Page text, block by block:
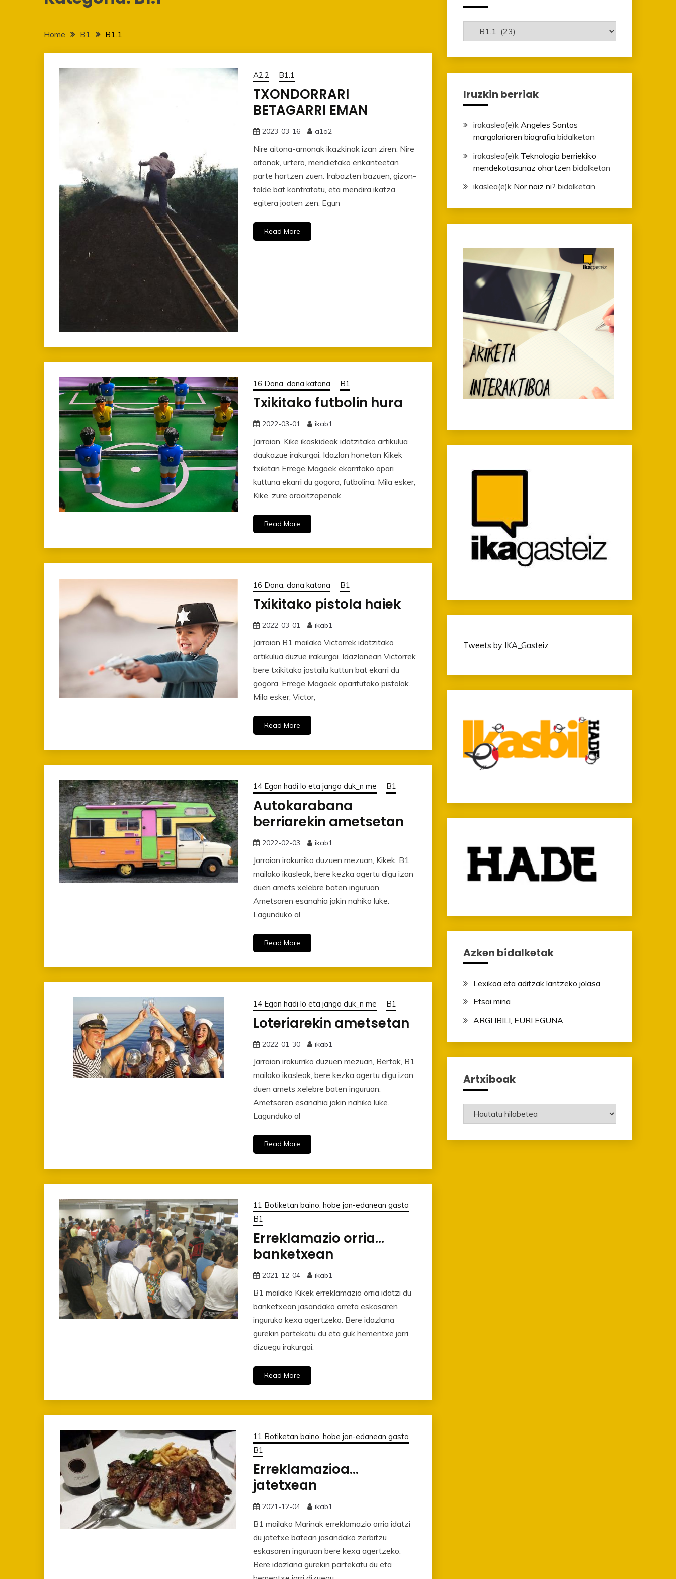
Home B1 B1.1
A2.2 B1.1
TXONDORRARI
BETAGARRI EMAN
2023-03-16 a1a2
Nire aitona-amonak ikazkinak izan ziren. Nire
aitonak, urtero, mendietako enkanteetan
parte hartzen zuen. Irabazten bazuen, gizon-
talde bat kontratatu, eta mendira ikatza
egitera joaten zen. Egun
Read More
16 Dona, dona katona B1
Txikitako futbolin hura
2022-03-01 ikab1
Jarraian, Kike ikaskideak idatzitako artikulua
daukazue irakurgai. Idazlan honetan Kikek
txikitan Errege Magoek ekarritako opari
kuttuna ekarri du gogora, futbolina. Mila esker,
Kike, zure oraoitzapenak
Read More
16 Dona, dona katona B1
Txikitako pistola haiek
2022-03-01 ikab1
Jarraian B1 mailako Victorrek idatzitako
artikulua duzue irakurgai. Idazlanean Victorrek
bere txikitako jostailu kuttun bat ekarri du
gogora, Errege Magoek oparitutako pistolak.
Mila esker, Victor,
Read More
14 Egon hadi lo eta jango duk_n me B1
Autokarabana
berriarekin ametsetan
2022-02-03 ikab1
Jarraian irakurriko duzuen mezuan, Kikek, B1
mailako ikasleak, bere kezka agertu digu izan
duen amets xelebre baten inguruan.
Ametsaren esanahia jakin nahiko luke.
Lagunduko al
Read More
14 Egon hadi lo eta jango duk_n me B1
Loteriarekin ametsetan
2022-01-30 ikab1
Jarraian irakurriko duzuen mezuan, Bertak, B1
mailako ikasleak, bere kezka agertu digu izan
duen amets xelebre baten inguruan.
Ametsaren esanahia jakin nahiko luke.
Lagunduko al
Read More
11 Botiketan baino, hobe jan-edanean gasta
B1
Erreklamazio orria…
banketxean
2021-12-04 ikab1
B1 mailako Kikek erreklamazio orria idatzi du
banketxean jasandako arreta eskasaren
inguruko kexa agertzeko. Bere idazlana
gurekin partekatu du eta guk hementxe jarri
dizuegu irakurgai.
Read More
11 Botiketan baino, hobe jan-edanean gasta
B1
Erreklamazioa…
jatetxean
2021-12-04 ikab1
B1 mailako Marinak erreklamazio orria idatzi
du jatetxe batean jasandako zerbitzu
eskasaren inguruan bere kexa agertzeko.
Bere idazlana gurekin partekatu du eta
Mailak
Iruzkin berriak
irakaslea(e)k Angeles Santos
margolariaren biografia bidalketan
irakaslea(e)k Teknologia berriekiko
mendekotasunaz ohartzen bidalketan
ikaslea(e)k Nor naiz ni? bidalketan
Tweets by IKA_Gasteiz
Azken bidalketak
Lexikoa eta aditzak lantzeko jolasa
Etsai mina
ARGI IBILI, EURI EGUNA
Artxiboak
Artxiboak